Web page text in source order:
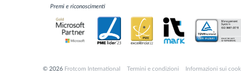
Premi e riconoscimenti
© 2026 Frotcom International Termini e condizioni Informazioni sui